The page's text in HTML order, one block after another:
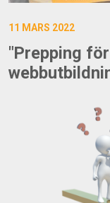
11 MARS 2022
"Prepping